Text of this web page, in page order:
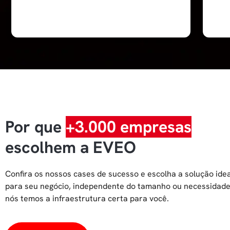
Por que +3.000 empresas
escolhem a EVEO
Confira os nossos cases de sucesso e escolha a solução
para seu negócio, independente do tamanho ou
nós temos a infraestrutura certa para você.